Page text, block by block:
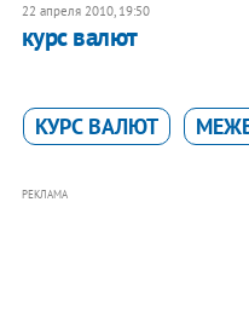
22 апреля 2010, 19:50
курс валют
КУРС ВАЛЮТ
РЕКЛАМА